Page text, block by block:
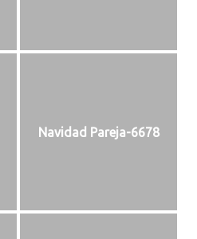
Navidad Pareja-6678